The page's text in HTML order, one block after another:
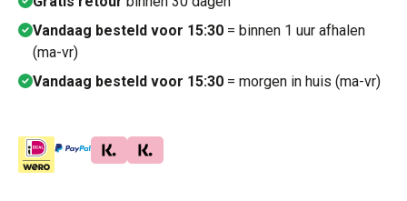
Vandaag besteld voor 15:30 = binnen 1 uur afhalen
(ma-vr)
Vandaag besteld voor 15:30 = morgen in huis (ma-vr)